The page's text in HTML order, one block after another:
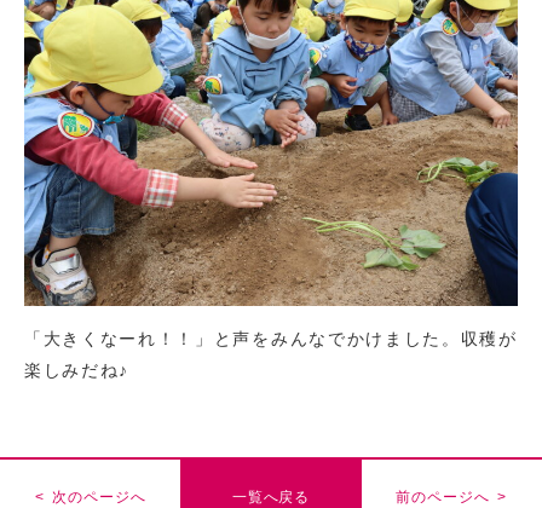
「大きくなーれ！！」と声をみんなでかけました。収穫が
楽しみだね♪
< 次のページへ 一覧へ戻る 前のページへ >